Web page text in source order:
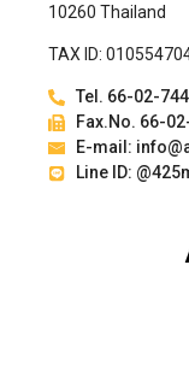
10260 Thailand
TAX ID:
Tel. 66-02-
Fax.No. 66-
E-mail:
Line ID: